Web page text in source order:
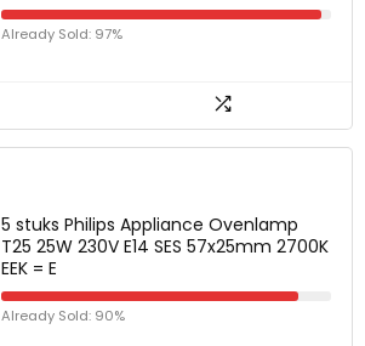
Already Sold: 97%
5 stuks Philips Appliance Ovenlamp
T25 25W 230V E14 SES 57x25mm 2700K
EEK = E
Already Sold: 90%